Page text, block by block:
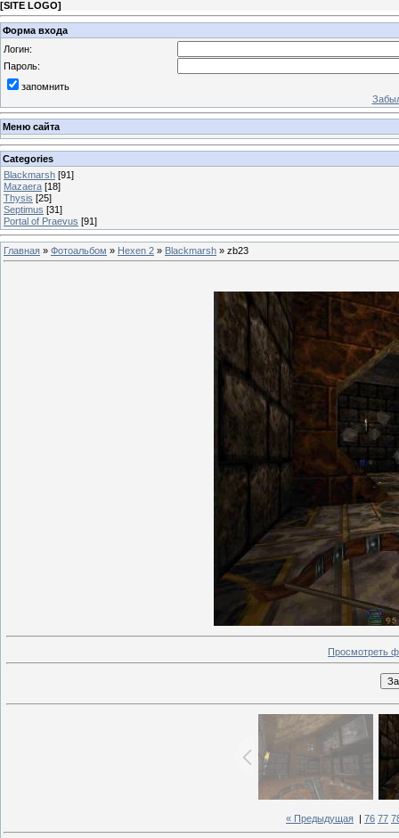
[SITE LOGO]
Форма входа
Логин:
Пароль:
запомнить
Меню сайта
Categories
Blackmarsh [91]
Mazaera [18]
Thysis [25]
Septimus [31]
Portal of Praevus [91]
Главная » Фотоальбом » Hexen 2 » Blackmarsh » zb23
Просмотреть
« Предыдущая 76 77